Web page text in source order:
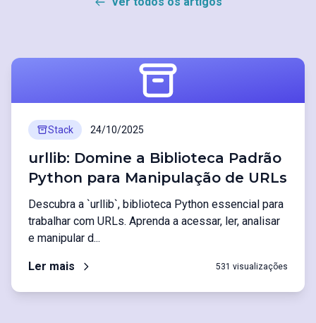
Stack 24/10/2025
urllib: Domine a Biblioteca Padrão
Python para Manipulação de URLs
Descubra a `urllib`, biblioteca Python essencial para
trabalhar com URLs. Aprenda a acessar, ler, analisar
e manipular d...
Ler mais 531 visualizações